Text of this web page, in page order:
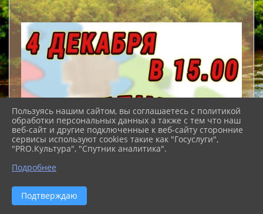
Пользуясь нашим сайтом, вы соглашаетесь с политикой
обработки персональных данных а также с тем что наш
веб-сайт и другие подключенные к веб-сайту сторонние
сервисы используют cookies такие как "Госуслуги",
"PRO.Культура", "Спутник аналитика".
Подробнее
Подтверждаю